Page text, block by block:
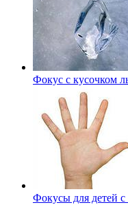
Фокус с кусочком
Фокусы для детей